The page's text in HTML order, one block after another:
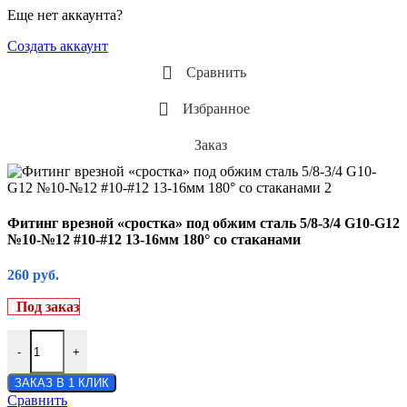
Кронштейны Камаз
Кронштейны компрессора на Тракторы ВТ
Кронштейны компрессора на Тракторы МТЗ
Кронштейны компрессора на Тракторы ХТЗ
Кронштейны МАЗ
Кронштейны ПАЗ
Кронштейны УАЗ
Фитинги для электрических компрессоров
Еще нет аккаунта?
Создать аккаунт
Сравнить
Избранное
Заказ
Фитинг врезной «сростка» под обжим сталь 5/8-3/4 G10-G12
№10-№12 #10-#12 13-16мм 180° со стаканами
260 руб.
Под заказ
- +
ЗАКАЗ В 1 КЛИК
Сравнить